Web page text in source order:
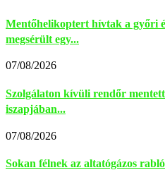
Mentőhelikoptert hívtak a győri
megsérült egy...
07/08/2026
Szolgálaton kívüli rendőr
iszapjában...
07/08/2026
Sokan félnek az altatógázos